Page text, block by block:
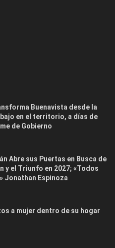
Buenavista desde la
en el territorio, a días de
de Gobierno
Abre sus Puertas en Busca de
y el Triunfo en 2027; «Todos
Jonathan Espinoza
a mujer dentro de su hogar